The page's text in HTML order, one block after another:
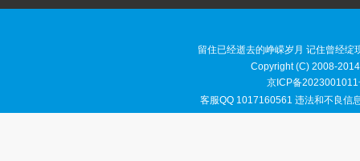
留住已经逝去的峥嵘岁月 记住曾经绽
Copyright (C) 2008-
京ICP备
客服QQ 1017160561 违法和不良信